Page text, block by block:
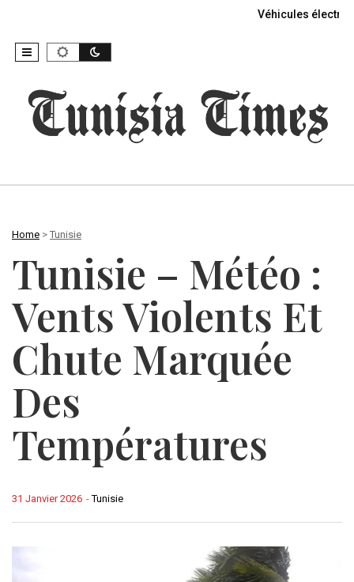
Véhicules
Home > Tunisie
Tunisie – Météo :
Vents Violents Et
Chute Marquée
Des
Températures
-Tunisie
31 Janvier 2026